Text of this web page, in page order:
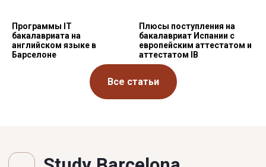
Программы IT
бакалавриата на
английском языке в
Барселоне
Плюсы поступления на
бакалавриат Испании с
европейским аттестатом и
аттестатом IB
Все статьи